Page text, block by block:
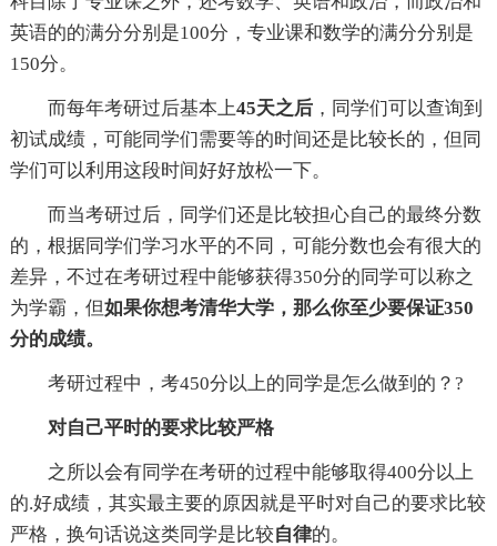
英语的的满分分别是100分，专业课和数学的满分分别是
150分。
而每年考研过后基本上45天之后，同学们可以查询到
初试成绩，可能同学们需要等的时间还是比较长的，但同
学们可以利用这段时间好好放松一下。
而当考研过后，同学们还是比较担心自己的最终分数
的，根据同学们学习水平的不同，可能分数也会有很大的
差异，不过在考研过程中能够获得350分的同学可以称之
为学霸，但如果你想考清华大学，那么你至少要保证350
分的成绩。
考研过程中，考450分以上的同学是怎么做到的？?
对自己平时的要求比较严格
之所以会有同学在考研的过程中能够取得400分以上
的.好成绩，其实最主要的原因就是平时对自己的要求比较
严格，换句话说这类同学是比较自律的。